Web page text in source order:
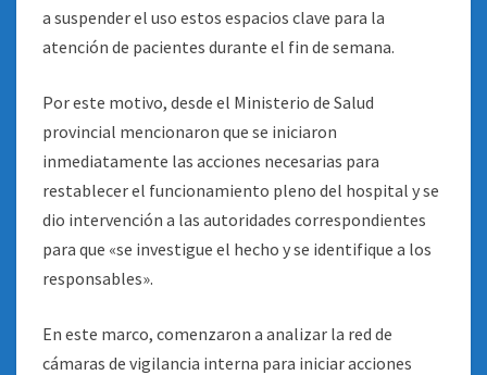
a suspender el uso estos espacios clave para la
atención de pacientes durante el fin de semana.
Por este motivo, desde el Ministerio de Salud
provincial mencionaron que se iniciaron
inmediatamente las acciones necesarias para
restablecer el funcionamiento pleno del hospital y se
dio intervención a las autoridades correspondientes
para que «se investigue el hecho y se identifique a los
responsables».
En este marco, comenzaron a analizar la red de
cámaras de vigilancia interna para iniciar acciones